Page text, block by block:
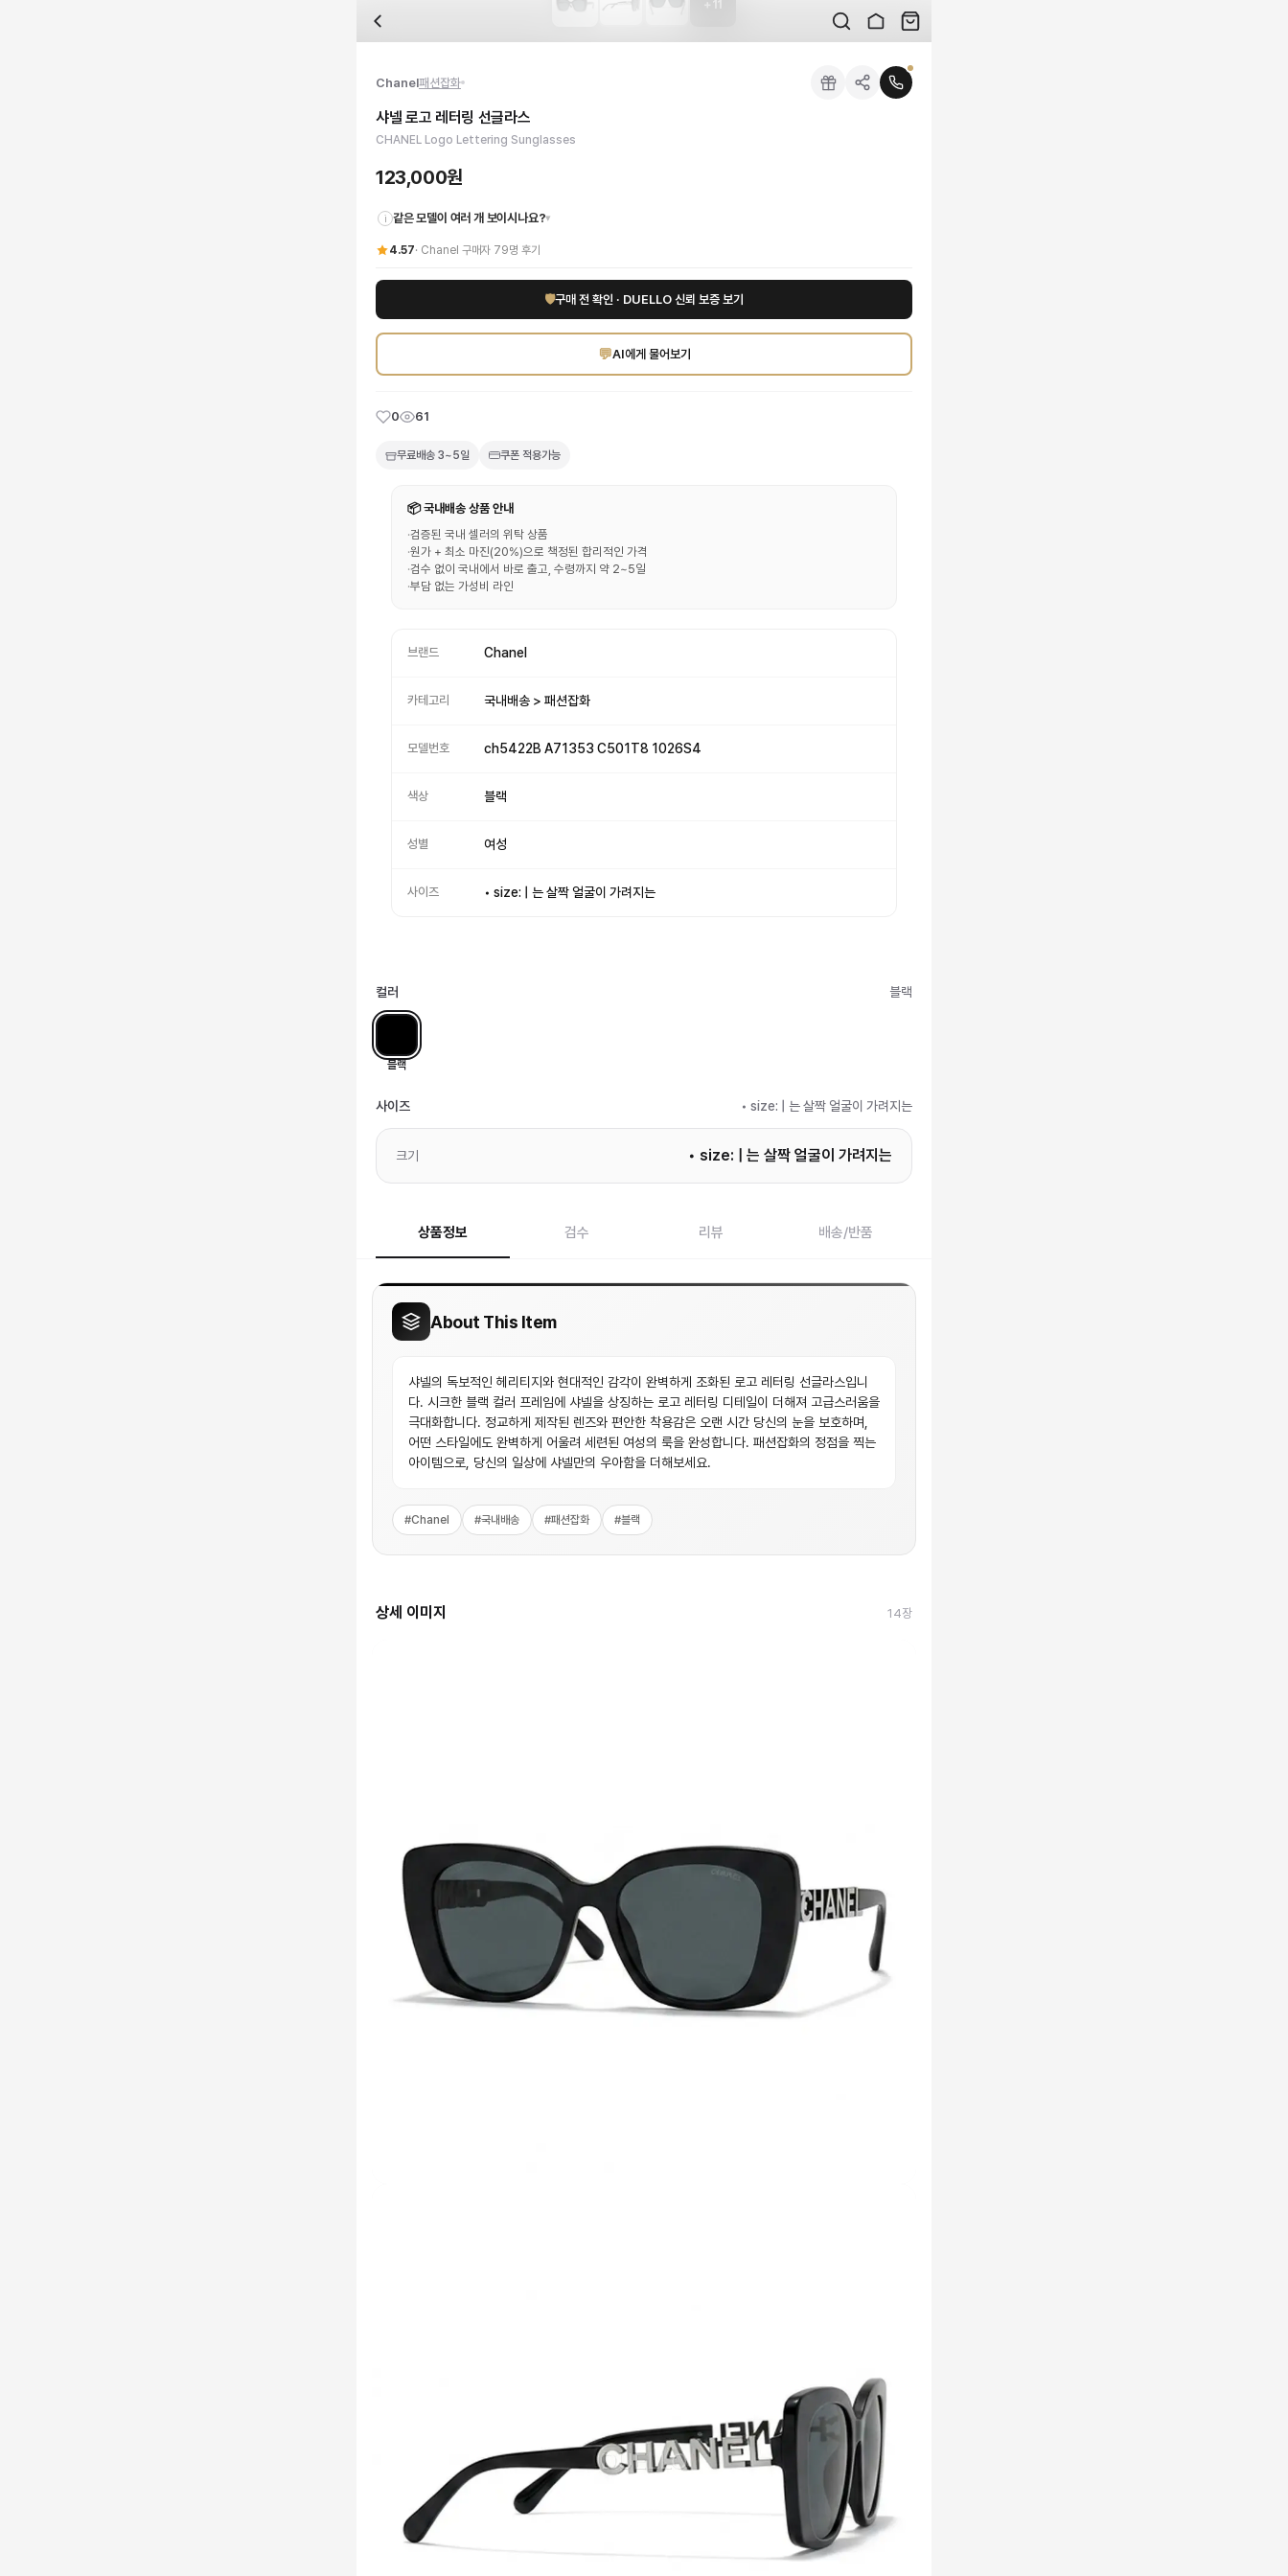
전문 스태프가 실물 상품을 직접 확인한 후 검수 사진을 제공합니다. 가죽 재질, 로고 각인, 스티치 간격, 하드웨어 색상, 내부 마감을 확인하며, 상품당 평균 4~8장의 검수 사진을 받아보실 수 있습니다.
수령 후 7일 이내 신청하시면 상품 하자, 사이즈 불일치, 고객 변심 모두 교환·반품이 가능합니다. 고객 변심 시 반품 배송비는 고객 부담이며, 상품 하자 시에는 무료입니다.
네, 쿠폰과 적립금을 결제 시 함께 사용하실 수 있습니다. 적립금은 1,000원 이상부터 사용 가능합니다.
샤넬의 독보적인 헤리티지와 현대적인 감각이 완벽하게 조화된 로고 레터링 선글라스입니다. 시크한 블랙 컬러 프레임에 샤넬을 상징하는 로고 레터링 디테일이 더해져 고급스러움을 극대화합니다. 정교하게 제작된 렌즈와 편안한 착용감은 오랜
을 DUELLO에서 만나보세요. 고퀄리티 하이엔드 인증 상품. 무료배송.
+
Chanel패션잡화
샤넬 로고 레터링 선글라스
CHANEL Logo Lettering Sunglasses
123,000원
i 같은 모델이 여러 개 보이시나요?▾
4.57· Chanel 구매자 79명 후기
🛡구매 전 확인 · DUELLO 신뢰 보증 보기
💬AI에게 물어보기
0 61
무료배송 3~5일 쿠폰 적용가능
📦 국내배송 상품 안내
·검증된 국내 셀러의 위탁 상품
·원가 + 최소 마진(20%)으로 책정된 합리적인 가격
·검수 없이 국내에서 바로 출고, 수령까지 약 2~5일
·부담 없는 가성비 라인
브랜드 Chanel
카테고리 국내배송 > 패션잡화
모델번호 ch5422B A71353 C501T8 1026S4
색상 블랙
성별 여성
사이즈 • size: | 는 살짝 얼굴이 가려지는
컬러 블랙
블랙
사이즈 • size: | 는 살짝 얼굴이 가려지는
크기 • size: | 는 살짝 얼굴이 가려지는
상품정보 검수 리뷰 배송/반품
About This Item
샤넬의 독보적인 헤리티지와 현대적인 감각이 완벽하게 조화된 로고 레터링 선글라스입니
다. 시크한 블랙 컬러 프레임에 샤넬을 상징하는 로고 레터링 디테일이 더해져 고급스러움을
극대화합니다. 정교하게 제작된 렌즈와 편안한 착용감은 오랜 시간 당신의 눈을 보호하며,
어떤 스타일에도 완벽하게 어울려 세련된 여성의 룩을 완성합니다. 패션잡화의 정점을 찍는
아이템으로, 당신의 일상에 샤넬만의 우아함을 더해보세요.
#Chanel #국내배송 #패션잡화 #블랙
상세 이미지 14장